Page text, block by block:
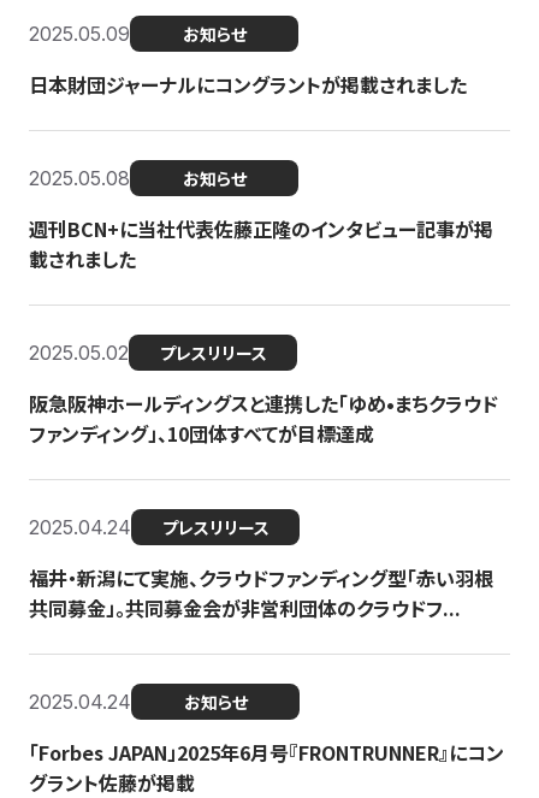
2025.05.09 お知らせ
日本財団ジャーナルにコングラントが掲載されました
2025.05.08 お知らせ
週刊BCN+に当社代表佐藤正隆のインタビュー記事が掲
載されました
2025.05.02 プレスリリース
阪急阪神ホールディングスと連携した「ゆめ•まちクラウド
ファンディング」、10団体すべてが目標達成
2025.04.24 プレスリリース
福井・新潟にて実施、クラウドファンディング型「赤い羽根
共同募金」。共同募金会が非営利団体のクラウドフ...
2025.04.24 お知らせ
「Forbes JAPAN」2025年6月号『FRONTRUNNER』にコン
グラント佐藤が掲載